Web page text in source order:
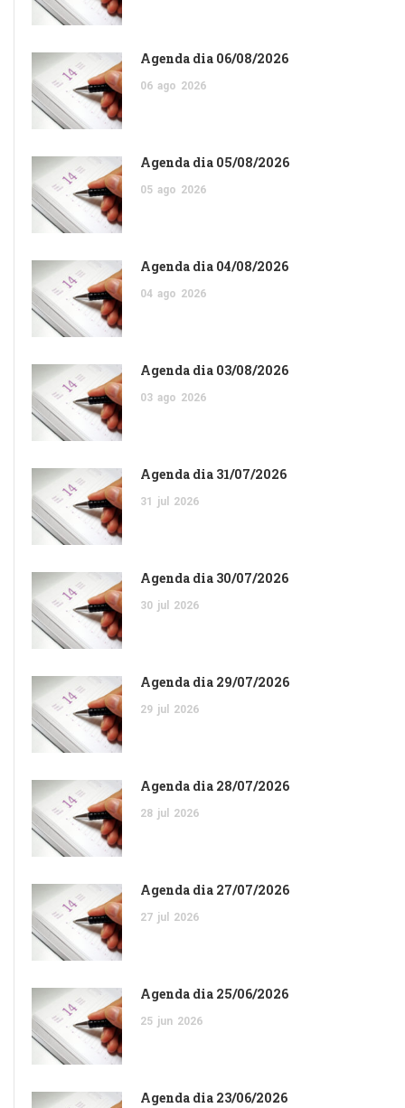
Agenda dia 06/08/2026
06 ago 2026
Agenda dia 05/08/2026
05 ago 2026
Agenda dia 04/08/2026
04 ago 2026
Agenda dia 03/08/2026
03 ago 2026
Agenda dia 31/07/2026
31 jul 2026
Agenda dia 30/07/2026
30 jul 2026
Agenda dia 29/07/2026
29 jul 2026
Agenda dia 28/07/2026
28 jul 2026
Agenda dia 27/07/2026
27 jul 2026
Agenda dia 25/06/2026
25 jun 2026
Agenda dia 23/06/2026